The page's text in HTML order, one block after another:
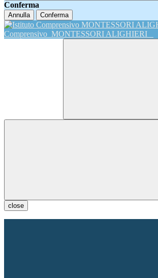
Conferma
Annulla Conferma
Comprensivo MONTESSORI ALIGHIERI
close